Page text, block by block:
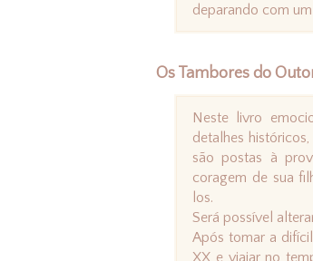
deparando com
Os Tambores do
Neste livro
detalhes
são postas à
coragem de sua
los.
Será possível
Após tomar a
XX e viajar no